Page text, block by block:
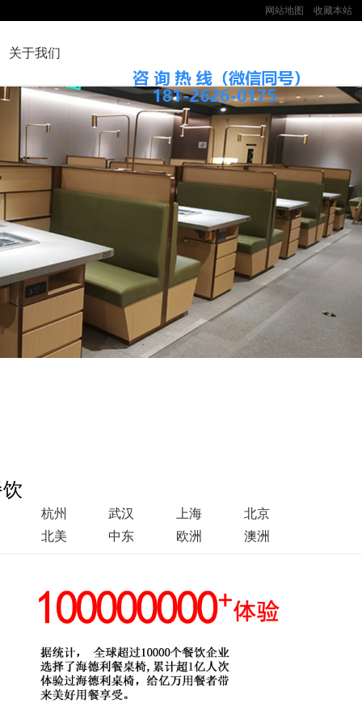
收藏本站
网站地图
关于我们
杭州 武汉 上海
北京
北美
中东 欧洲 澳洲